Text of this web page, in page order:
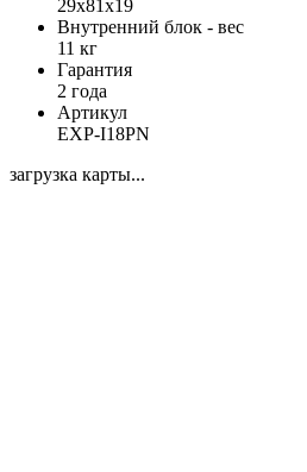
29x81x19
Внутренний блок - вес
11 кг
Гарантия
2 года
Артикул
EXP-I18PN
загрузка карты...